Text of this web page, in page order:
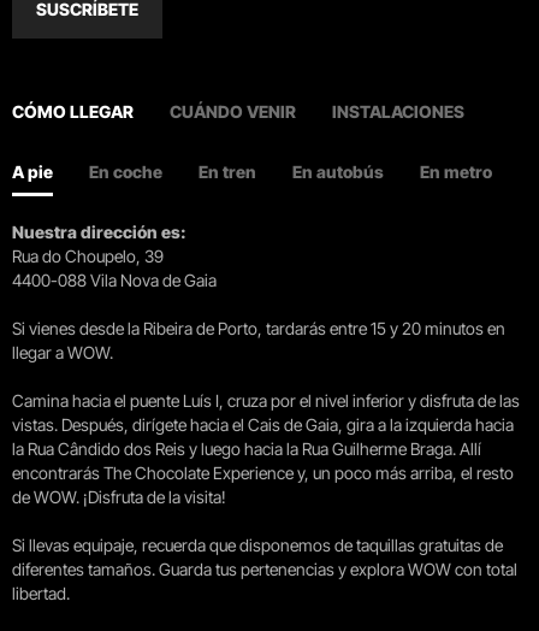
SUSCRÍBETE
CÓMO LLEGAR CUÁNDO VENIR INSTALACIONES
A pie En coche En tren En autobús En metro
Nuestra dirección es:
Rua do Choupelo, 39
4400-088 Vila Nova de Gaia
Si vienes desde la Ribeira de Porto, tardarás entre 15 y 20 minutos en
llegar a WOW.
Camina hacia el puente Luís I, cruza por el nivel inferior y disfruta de las
vistas. Después, dirígete hacia el Cais de Gaia, gira a la izquierda hacia
la Rua Cândido dos Reis y luego hacia la Rua Guilherme Braga. Allí
encontrarás The Chocolate Experience y, un poco más arriba, el resto
de WOW. ¡Disfruta de la visita!
Si llevas equipaje, recuerda que disponemos de taquillas gratuitas de
diferentes tamaños. Guarda tus pertenencias y explora WOW con total
libertad.